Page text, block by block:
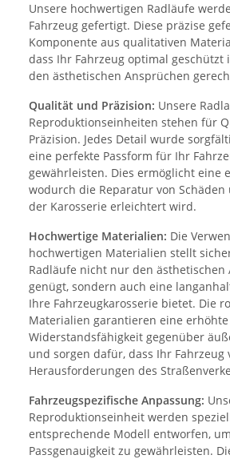
Unsere hochwertigen Radläufe
Fahrzeug gefertigt. Diese präzise
Komponente aus qualitativen
dass Ihr Fahrzeug optimal
den ästhetischen Ansprüchen
Qualität und Präzision: Unsere
Reproduktionseinheiten stehen für
Präzision. Jedes Detail wurde
eine perfekte Passform für Ihr
gewährleisten. Dies ermöglicht eine
wodurch die Reparatur von
der Karosserie erleichtert wird.
Hochwertige Materialien: Die
hochwertigen Materialien stellt
Radläufe nicht nur den ästhetischen
genügt, sondern auch eine
Ihre Fahrzeugkarosserie bietet. Die
Materialien garantieren eine erhöhte
Widerstandsfähigkeit gegenüber
und sorgen dafür, dass Ihr Fahrzeug
Herausforderungen des
Fahrzeugspezifische Anpassung:
Reproduktionseinheit werden
entsprechende Modell entworfen,
Passgenauigkeit zu gewährleisten.